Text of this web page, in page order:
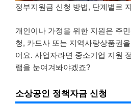
정부지원금 신청 방법, 단계별로
개인이나 가정을 위한 지원은 주
청, 카드사 또는 지역사랑상품권
어요. 사업자라면 중소기업 지원
램을 눈여겨봐야겠죠?
소상공인 정책자금 신청